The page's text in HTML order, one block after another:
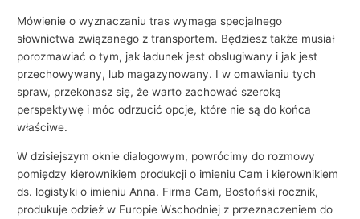
Mówienie o wyznaczaniu tras wymaga specjalnego
słownictwa związanego z transportem. Będziesz także musiał
porozmawiać o tym, jak ładunek jest obsługiwany i jak jest
przechowywany, lub magazynowany. I w omawianiu tych
spraw, przekonasz się, że warto zachować szeroką
perspektywę i móc odrzucić opcje, które nie są do końca
właściwe.
W dzisiejszym oknie dialogowym, powrócimy do rozmowy
pomiędzy kierownikiem produkcji o imieniu Cam i kierownikiem
ds. logistyki o imieniu Anna. Firma Cam, Bostoński rocznik,
produkuje odzież w Europie Wschodniej z przeznaczeniem do